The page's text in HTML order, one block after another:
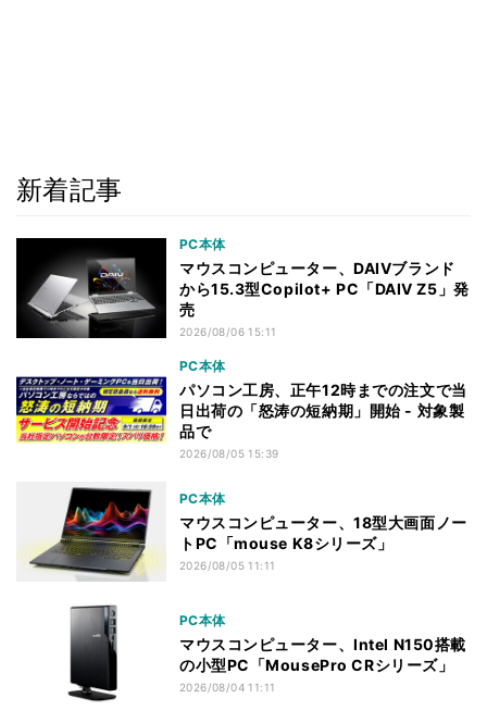
新着記事
PC本体
マウスコンピューター、DAIVブランド
から15.3型Copilot+ PC「DAIV Z5」発
売
2026/08/06 15:11
PC本体
パソコン工房、正午12時までの注文で当
日出荷の「怒涛の短納期」開始 - 対象製
品で
2026/08/05 15:39
PC本体
マウスコンピューター、18型大画面ノー
トPC「mouse K8シリーズ」
2026/08/05 11:11
PC本体
マウスコンピューター、Intel N150搭載
の小型PC「MousePro CRシリーズ」
2026/08/04 11:11